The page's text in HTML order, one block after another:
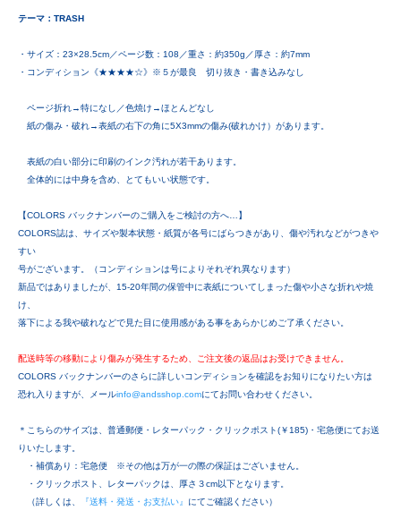
テーマ：TRASH
・サイズ：23×28.5cm／ページ数：108／重さ：約350g／厚さ：約7mm
・コンディション《★★★★☆》※５が最良 切り抜き・書き込みなし
ページ折れ→特になし／色焼け→ほとんどなし
紙の傷み・破れ→表紙の右下の角に5X3mmの傷み(破れかけ）があります。
表紙の白い部分に印刷のインク汚れが若干あります。
全体的には中身を含め、とてもいい状態です。
【COLORS バックナンバーのご購入をご検討の方へ…】
COLORS誌は、サイズや製本状態・紙質が各号にばらつきがあり、傷や汚れなどがつきや
すい
号がございます。（コンディションは号によりそれぞれ異なります）
新品ではありましたが、15-20年間の保管中に表紙についてしまった傷や小さな折れや焼
け、
落下による我や破れなどで見た目に使用感がある事をあらかじめご了承ください。
配送時等の移動により傷みが発生するため、ご注文後の返品はお受けできません。
COLORS バックナンバーのさらに詳しいコンディションを確認をお知りになりたい方は
恐れ入りますが、メールinfo@andsshop.comにてお問い合わせください。
＊こちらのサイズは、普通郵便・レターパック・クリックポスト(￥185)・宅急便にてお送
りいたします。
・補償あり：宅急便 ※その他は万が一の際の保証はございません。
・クリックポスト、レターパックは、厚さ３cm以下となります。
（詳しくは、
『送料・発送・お支払い』 にてご確認ください）